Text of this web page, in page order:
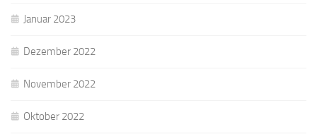
Januar 2023
Dezember 2022
November 2022
Oktober 2022